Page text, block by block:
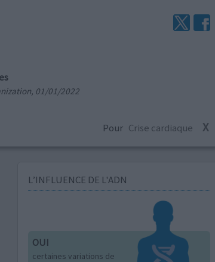
01/01/2022
Pour Crise cardiaque X
L’INFLUENCE DE L'ADN
OUI
certaines variations de